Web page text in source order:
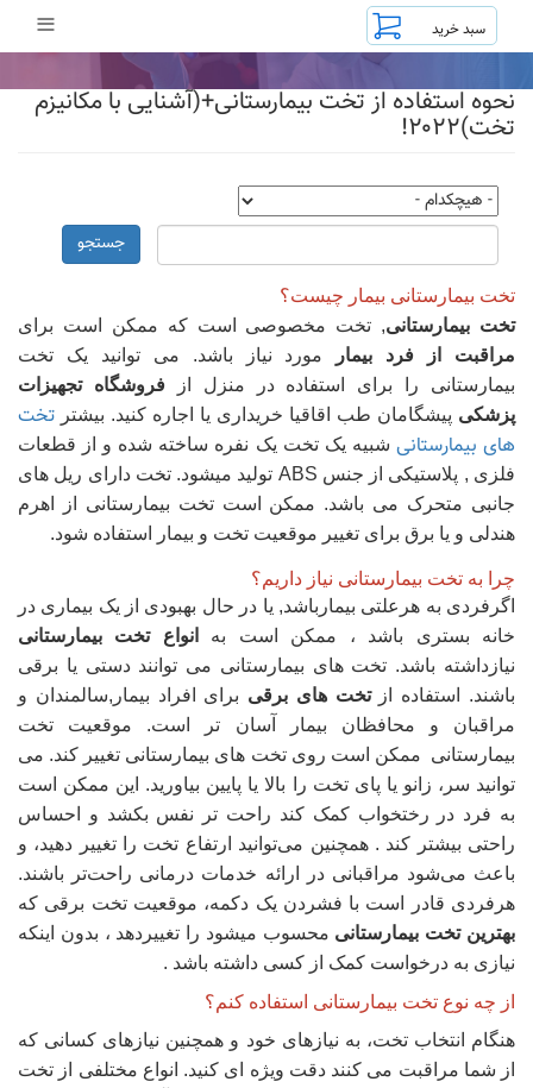
محتوای
≡
نحوه استفاده از تخت بیمارستانی+(آشنایی با مکانیزم
تخت)۲۰۲۲!
جستجو
تخت بیمارستانی بیمار چیست؟
تخت بیمارستانی, تخت مخصوصی است که ممکن است برای
مراقبت از فرد بیمار مورد نیاز باشد. می توانید یک تخت
بیمارستانی را برای استفاده در منزل ازفروشگاه تجهیزات
پزشکی پیشگامان طب اقاقیا خریداری یا اجاره کنید. بیشتر تخت
های بیمارستانی شبیه یک تخت یک نفره ساخته شده و از قطعات
فلزی , پلاستیکی از جنس ABS تولید میشود. تخت دارای ریل های
جانبی متحرک می باشد. ممکن است تخت بیمارستانی از اهرم
هندلی و یا برق برای تغییر موقعیت تخت و بیمار استفاده شود.
چرا به تخت بیمارستانی نیاز داریم؟
اگرفردی به هرعلتی بیمارباشد, یا در حال بهبودی از یک بیماری در
خانه بستری باشد ، ممکن است به انواع تخت بیمارستانی
نیازداشته باشد. تخت های بیمارستانی می توانند دستی یا برقی
باشند. استفاده از تخت های برقی برای افراد بیمار,سالمندان و
مراقبان و محافظان بیمار آسان تر است. موقعیت تخت
بیمارستانی ممکن است روی تخت های بیمارستانی تغییر کند. می
توانید سر، زانو یا پای تخت را بالا یا پایین بیاورید. این ممکن است
به فرد در رختخواب کمک کند راحت تر نفس بکشد و احساس
راحتی بیشتر کند . همچنین می‌توانید ارتفاع تخت را تغییر دهید، و
باعث می‌شود مراقبانی در ارائه خدمات درمانی راحت‌تر باشند.
هرفردی قادر است با فشردن یک دکمه، موقعیت تخت برقی که
بهترین تخت بیمارستانی محسوب میشود را تغییردهد ، بدون اینکه
نیازی به درخواست کمک از کسی داشته باشد .
از چه نوع تخت بیمارستانی استفاده کنم؟
هنگام انتخاب تخت، به نیازهای خود و همچنین نیازهای کسانی که
از شما مراقبت می کنند دقت ویژه ای کنید. انواع مختلفی از تخت